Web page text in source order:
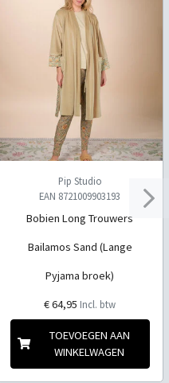
Pip Studio
EAN 8721009903193
Bobien Long Trouwers
Bailamos Sand (Lange
Pyjama broek)
€ 64,95 Incl. btw
TOEVOEGEN AAN
WINKELWAGEN